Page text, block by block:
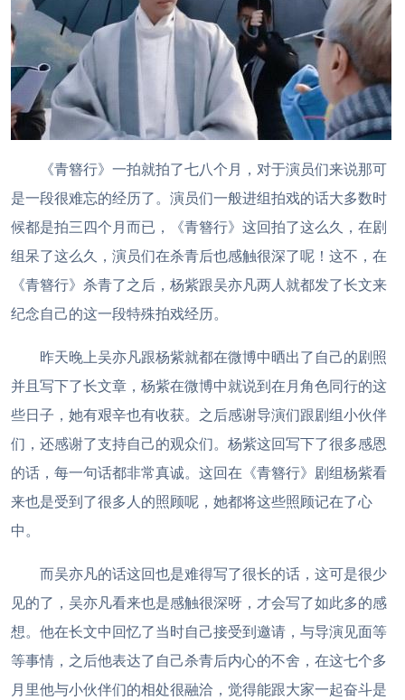
《青簪行》一拍就拍了七八个月，对于演员们来说那可
是一段很难忘的经历了。演员们一般进组拍戏的话大多数时
候都是拍三四个月而已，《青簪行》这回拍了这么久，在剧
组呆了这么久，演员们在杀青后也感触很深了呢！这不，在
《青簪行》杀青了之后，杨紫跟吴亦凡两人就都发了长文来
纪念自己的这一段特殊拍戏经历。
昨天晚上吴亦凡跟杨紫就都在微博中晒出了自己的剧照
并且写下了长文章，杨紫在微博中就说到在月角色同行的这
些日子，她有艰辛也有收获。之后感谢导演们跟剧组小伙伴
们，还感谢了支持自己的观众们。杨紫这回写下了很多感恩
的话，每一句话都非常真诚。这回在《青簪行》剧组杨紫看
来也是受到了很多人的照顾呢，她都将这些照顾记在了心
中。
而吴亦凡的话这回也是难得写了很长的话，这可是很少
见的了，吴亦凡看来也是感触很深呀，才会写了如此多的感
想。他在长文中回忆了当时自己接受到邀请，与导演见面等
等事情，之后他表达了自己杀青后内心的不舍，在这七个多
月里他与小伙伴们的相处很融洽，觉得能跟大家一起奋斗是